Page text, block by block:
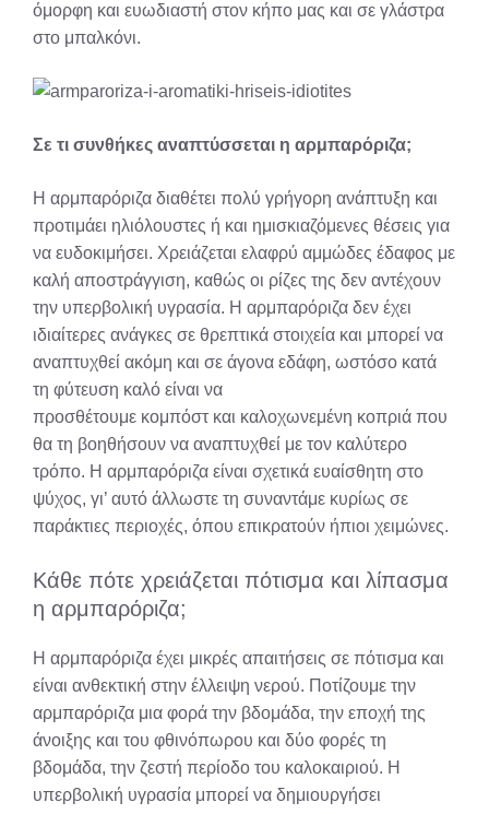
όμορφη και ευωδιαστή στον κήπο μας και σε γλάστρα
στο μπαλκόνι.
Σε τι συνθήκες αναπτύσσεται η αρμπαρόριζα;
Η αρμπαρόριζα διαθέτει πολύ γρήγορη ανάπτυξη και
προτιμάει ηλιόλουστες ή και ημισκιαζόμενες θέσεις για
να ευδοκιμήσει. Χρειάζεται ελαφρύ αμμώδες έδαφος με
καλή αποστράγγιση, καθώς οι ρίζες της δεν αντέχουν
την υπερβολική υγρασία. Η αρμπαρόριζα δεν έχει
ιδιαίτερες ανάγκες σε θρεπτικά στοιχεία και μπορεί να
αναπτυχθεί ακόμη και σε άγονα εδάφη, ωστόσο κατά
τη φύτευση καλό είναι να
προσθέτουμε κομπόστ και καλοχωνεμένη κοπριά που
θα τη βοηθήσουν να αναπτυχθεί με τον καλύτερο
τρόπο. Η αρμπαρόριζα είναι σχετικά ευαίσθητη στο
ψύχος, γι’ αυτό άλλωστε τη συναντάμε κυρίως σε
παράκτιες περιοχές, όπου επικρατούν ήπιοι χειμώνες.
Κάθε πότε χρειάζεται πότισμα και λίπασμα
η αρμπαρόριζα;
Η αρμπαρόριζα έχει μικρές απαιτήσεις σε πότισμα και
είναι ανθεκτική στην έλλειψη νερού. Ποτίζουμε την
αρμπαρόριζα μια φορά την βδομάδα, την εποχή της
άνοιξης και του φθινόπωρου και δύο φορές τη
βδομάδα, την ζεστή περίοδο του καλοκαιριού. Η
υπερβολική υγρασία μπορεί να δημιουργήσει